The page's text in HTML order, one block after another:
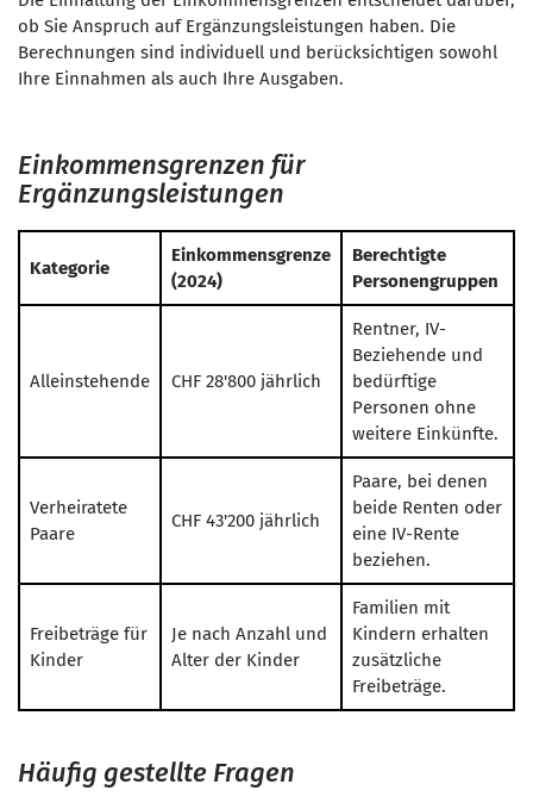
ob Sie Anspruch auf Ergänzungsleistungen haben. Die
Berechnungen sind individuell und berücksichtigen sowohl
Ihre Einnahmen als auch Ihre Ausgaben.
Einkommensgrenzen für
Ergänzungsleistungen
Kategorie
Einkommensgrenze
(2024)
Berechtigte
Personengruppen
Alleinstehende CHF 28'800 jährlich
Rentner, IV-
Beziehende und
bedürftige
Personen ohne
weitere Einkünfte.
Verheiratete
Paare
CHF 43'200 jährlich
Paare, bei denen
beide Renten oder
eine IV-Rente
beziehen.
Freibeträge für
Kinder
Je nach Anzahl und
Alter der Kinder
Familien mit
Kindern erhalten
zusätzliche
Freibeträge.
Häufig gestellte Fragen